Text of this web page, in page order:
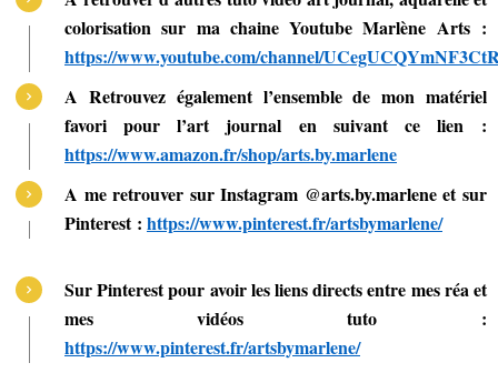
colorisation sur ma chaine Youtube Marlène Arts :
https://www.youtube.com/channel/
A Retrouvez également l’ensemble de mon matériel
favori pour l’art journal en suivant ce lien :
https://www.amazon.fr/shop/arts.by.marlene
A me retrouver sur Instagram @arts.by.marlene et sur
Pinterest : https://www.pinterest.fr/artsbymarlene/
Sur Pinterest pour avoir les liens directs entre mes réa et
mes vidéos tuto :
https://www.pinterest.fr/artsbymarlene/